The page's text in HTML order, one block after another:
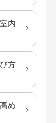
内
方
め